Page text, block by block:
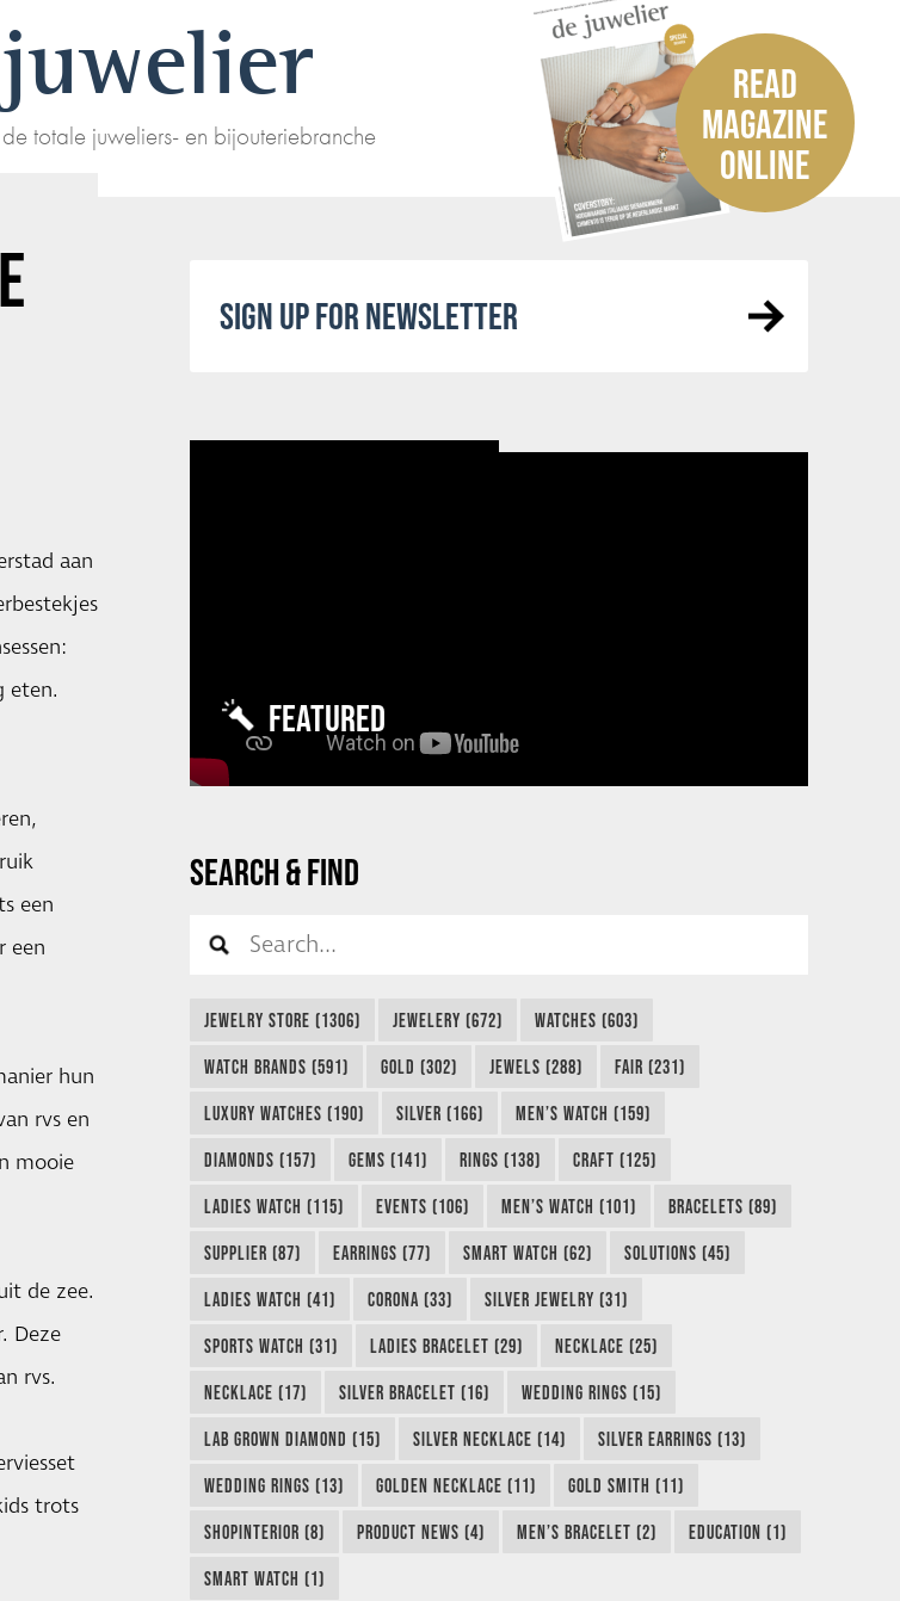
totale juweliers- en bijouteriebranche
READ
MAGAZINE
ONLINE
aan
eten.
een
een
hun
rvs en
mooie
de zee.
Deze
rvs.
trots
SIGN UP FOR NEWSLETTER
FEATURED
SEARCH & FIND
JEWELRY STORE (1306) JEWELERY (672) WATCHES (603)
WATCH BRANDS (591) GOLD (302) JEWELS (288) FAIR (231)
LUXURY WATCHES (190) SILVER (166) MEN’S WATCH (159)
DIAMONDS (157) GEMS (141) RINGS (138) CRAFT (125)
LADIES WATCH (115) EVENTS (106) MEN’S WATCH (101) BRACELETS (89)
SUPPLIER (87) EARRINGS (77) SMART WATCH (62) SOLUTIONS (45)
LADIES WATCH (41) CORONA (33) SILVER JEWELRY (31)
SPORTS WATCH (31) LADIES BRACELET (29) NECKLACE (25)
NECKLACE (17) SILVER BRACELET (16) WEDDING RINGS (15)
LAB GROWN DIAMOND (15) SILVER NECKLACE (14) SILVER EARRINGS (13)
WEDDING RINGS (13) GOLDEN NECKLACE (11) GOLD SMITH (11)
SHOPINTERIOR (8) PRODUCT NEWS (4) MEN’S BRACELET (2) EDUCATION (1)
SMART WATCH (1)